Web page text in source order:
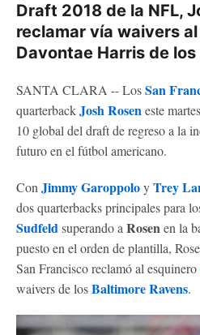
Draft 2018 de la NFL,
reclamar vía waivers
Davontae Harris de los
SANTA CLARA -- LosSan
quarterbackJosh Roseneste
10 global del draft de regreso a la
futuro en el fútbol americano.
Con Jimmy GaroppoloyTrey
dos quarterbacks principales para
Sudfeldsuperando a Rosenen la
puesto en el orden de plantilla,
San Francisco reclamó al esquinero
waivers de losBaltimore Ravens.